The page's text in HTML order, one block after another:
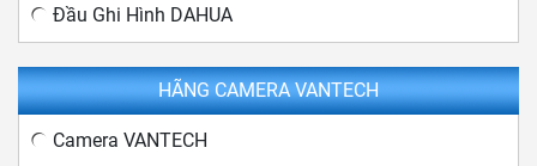
Đầu Ghi Hình DAHUA
HÃNG CAMERA VANTECH
Camera VANTECH